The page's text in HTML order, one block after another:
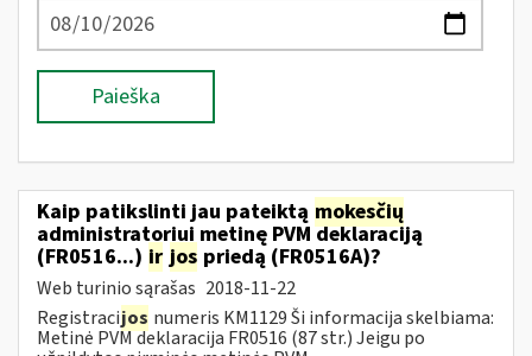
Paieška
Kaip patikslinti jau pateiktą mokesčių
administratoriui metinę PVM deklaraciją
(FR0516...) ir jos priedą (FR0516A)?
Web turinio sąrašas 2018-11-22
Registracijos numeris KM1129 Ši informacija skelbiama:
Metinė PVM deklaracija FR0516 (87 str.) Jeigu po